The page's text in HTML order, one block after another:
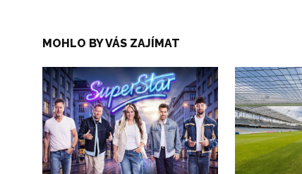
MOHLO BY VÁS ZAJÍMAT